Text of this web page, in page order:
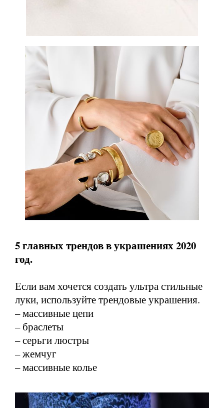
5 главных трендов в украшениях 2020
год.
Если вам хочется создать ультра стильные
луки, используйте трендовые украшения.
– массивные цепи
– браслеты
– серьги люстры
– жемчуг
– массивные колье